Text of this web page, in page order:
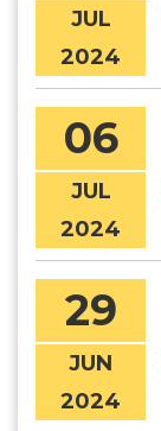
JUL
2024
06
JUL
2024
29
JUN
2024